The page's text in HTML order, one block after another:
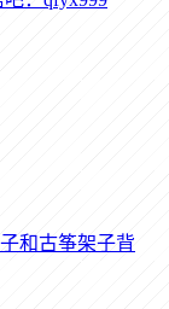
和古筝架子背